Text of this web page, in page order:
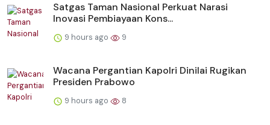
Satgas Taman Nasional Perkuat Narasi
Inovasi Pembiayaan Kons...
9 hours ago 9
Wacana Pergantian Kapolri Dinilai Rugikan
Presiden Prabowo
9 hours ago 8